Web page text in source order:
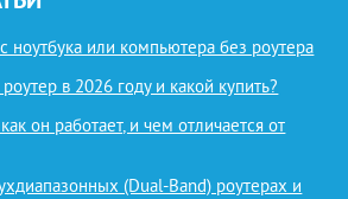
ноутбука или компьютера без роутера
в 2026 году и какой купить?
он работает, и чем отличается от
(Dual-Band) роутерах и